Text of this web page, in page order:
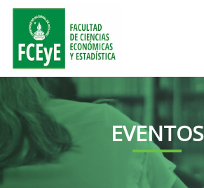
EVENTOS